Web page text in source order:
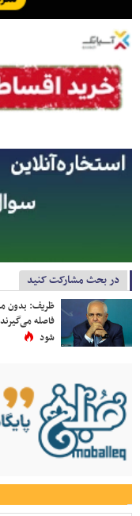
در بحث مشارکت کنید
ظریف: بدون
فاصله
شود